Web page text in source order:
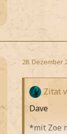
28. Dezember
Zitat
Dave
*mit Zoe